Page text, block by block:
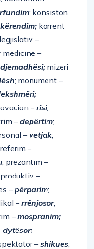
; konsiston
korrent
–
medicinë –
mizeri
; monument –
– risi;
– depërtim;
– vetjak;
–
; prezantim –
produktiv –
–përparim;
–rrënjosor;
–mospranim;
dytësor;
– shikues;